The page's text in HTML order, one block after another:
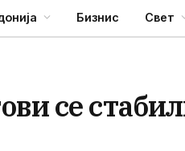
Бизнис Свет
се